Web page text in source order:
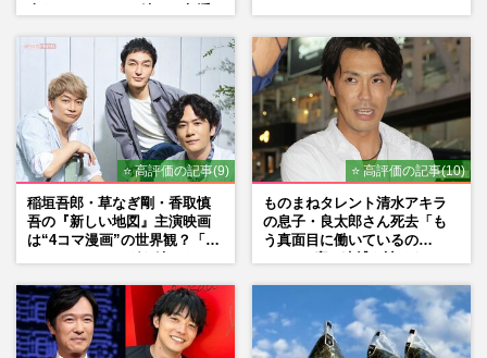
⭐ 高評価の記事(9)
稲垣吾郎・草なぎ剛・香取慎
吾の『新しい地図』主演映画
は“4コマ漫画”の世界観？「フ
も
⭐ 高評価の記事(10)
ものまねタレント清水アキラ
の息子・良太郎さん死去「も
う真面目に働いているの